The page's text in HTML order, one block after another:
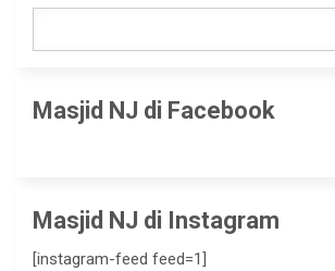
Masjid NJ di Facebook
Masjid NJ di Instagram
[instagram-feed feed=1]